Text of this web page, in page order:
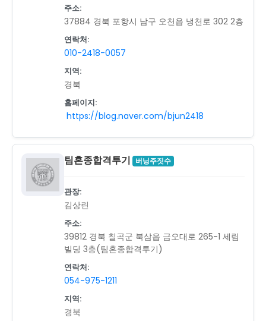
주소:
37884 경북 포항시 남구 오천읍 냉천로 302 2층
연락처:
010-2418-0057
지역:
경북
홈페이지:
https://blog.naver.com/bjun2418
팀혼종합격투기 버닝주짓수
관장:
김상린
주소:
39812 경북 칠곡군 북삼읍 금오대로 265-1 세림
빌딩 3층(팀혼종합격투기)
연락처:
054-975-1211
지역:
경북